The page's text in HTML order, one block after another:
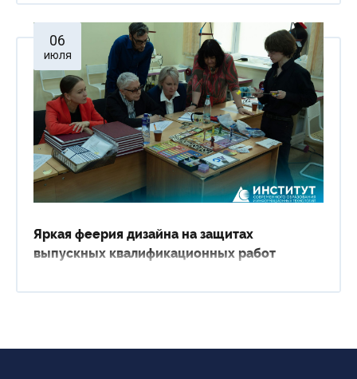
06
июля
Яркая феерия дизайна на защитах
выпускных квалификационных работ